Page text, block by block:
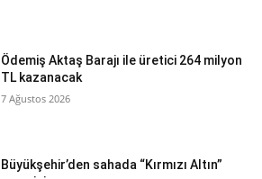
Ödemiş Aktaş Barajı ile üretici 264 milyon
TL kazanacak
7 Ağustos 2026
Büyükşehir’den sahada “Kırmızı Altın”